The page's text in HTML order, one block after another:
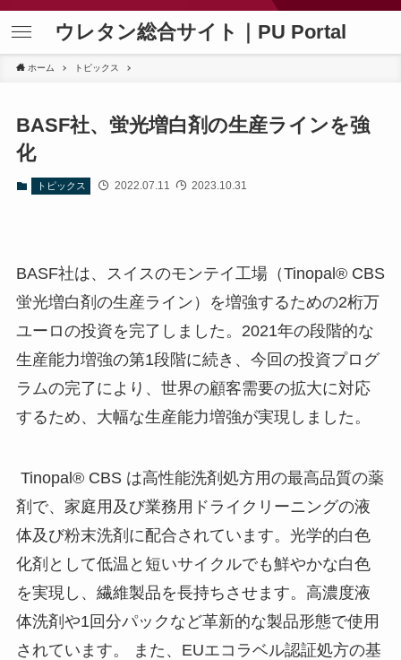
ウレタン総合サイト｜PU Portal
ホーム トピックス
BASF社、蛍光増白剤の生産ラインを強
化
トピックス 2022.07.11 2023.10.31
BASF社は、スイスのモンテイ工場（Tinopal® CBS
蛍光増白剤の生産ライン）を増強するための2桁万
ユーロの投資を完了しました。2021年の段階的な
生産能力増強の第1段階に続き、今回の投資プログ
ラムの完了により、世界の顧客需要の拡大に対応
するため、大幅な生産能力増強が実現しました。
Tinopal® CBS は高性能洗剤処方用の最高品質の薬
剤で、家庭用及び業務用ドライクリーニングの液
体及び粉末洗剤に配合されています。光学的白色
化剤として低温と短いサイクルでも鮮やかな白色
を実現し、繊維製品を長持ちさせます。高濃度液
体洗剤や1回分パックなど革新的な製品形態で使用
されています。 また、EUエコラベル認証処方の基